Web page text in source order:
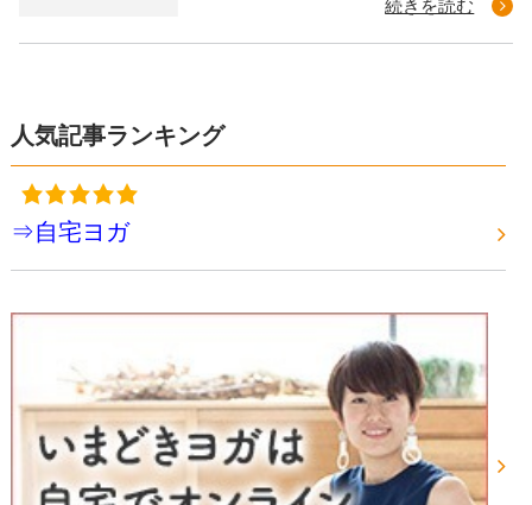
続きを読む
人気記事ランキング
⇒自宅ヨガ